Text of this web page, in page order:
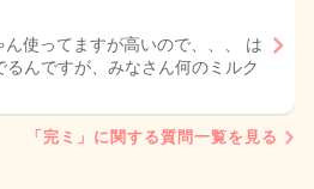
使ってますが高いので、、、 は
んですが、みなさん何のミルク
「完ミ」に関する質問一覧を見る